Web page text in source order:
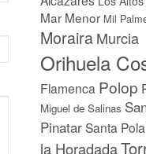
Mar Menor Mil
MorairaMurcia
Orihuela
Flamenca Polop
Miguel de Salinas
PinatarSanta Pola
la Horadada